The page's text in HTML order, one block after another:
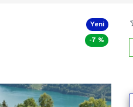
Yeni
-7 %